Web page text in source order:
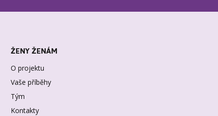
ŽENY ŽENÁM
O projektu
Vaše příběhy
Tým
Kontakty